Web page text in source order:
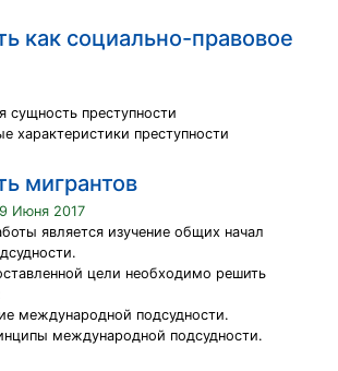
как социально-правовое
сущность преступности
характеристики преступности
мигрантов
Июня 2017
является изучение общих начал
цели необходимо решить
международной подсудности.
международной подсудности.